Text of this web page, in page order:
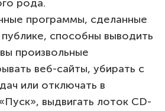
рода.
программы, сделанные
способны выводить
произвольные
веб-сайты, убирать с
или отключать в
выдвигать лоток CD-